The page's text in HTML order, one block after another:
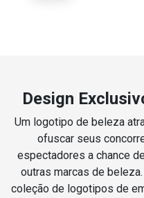
Design
Um logotipo de beleza
ofuscar seus
espectadores a chance
outras marcas de
coleção de logotipos de